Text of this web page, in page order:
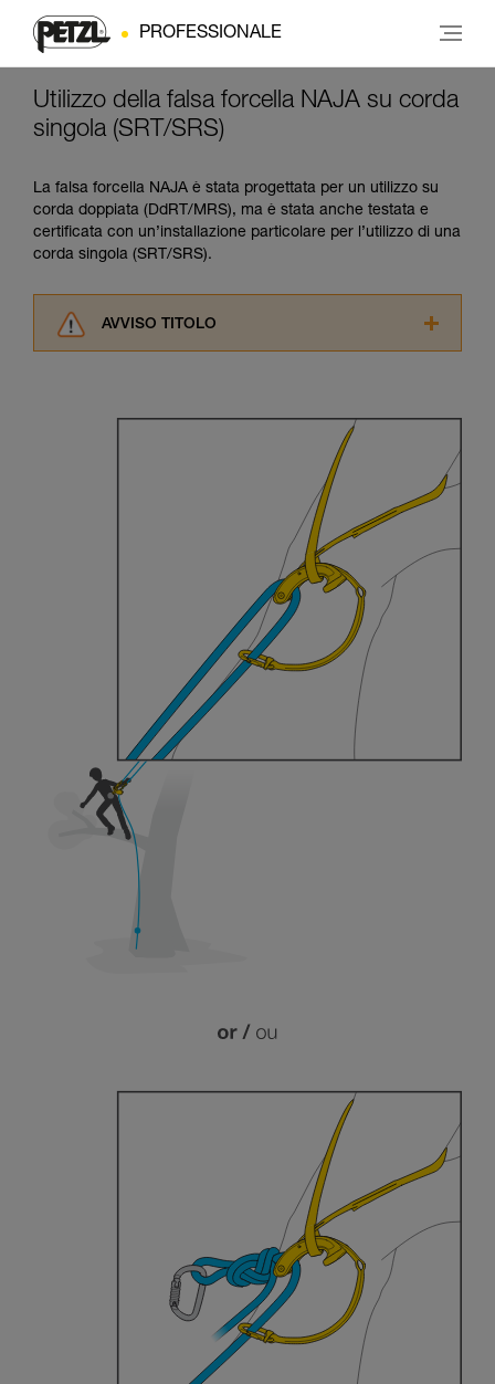
PROFESSIONALE
Utilizzo della falsa forcella NAJA su corda
singola (SRT/SRS)
La falsa forcella NAJA è stata progettata per un utilizzo su
corda doppiata (DdRT/MRS), ma è stata anche testata e
certificata con un’installazione particolare per l’utilizzo di una
corda singola (SRT/SRS).
AVVISO TITOLO
informazioni dell’istruzione tecnica per poter
capire queste ulteriori informazioni.
La padronanza di queste tecniche richiede una
formazione ed un addestramento specifico.
Verificate con un professionista la vostra
capacità di rifare la manovra, da soli, in piena
sicurezza, prima di riprodurla autonomamente.
Forniamo esempi di tecniche relative alla vostra
attività. Ne possono esistere altre che non
vengono qui descritte.